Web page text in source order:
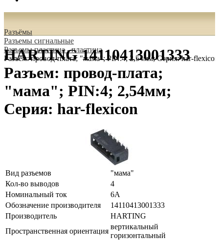
Разъёмы
Разъeмы сигнальные
Разъeмы пластина - пластина
Разъем: провод-плата; "мама"; PIN:4; 2,54мм; Серия: har-flexicon
HARTING 14110413001333
Разъем: провод-плата;
"мама"; PIN:4; 2,54мм;
Серия: har-flexicon
Вид разъемов
"мама"
Кол-во выводов
4
Номинальный ток
6А
Обозначение производителя
14110413001333
Производитель
HARTING
Пространственная ориентация
вертикальный
горизонтальный